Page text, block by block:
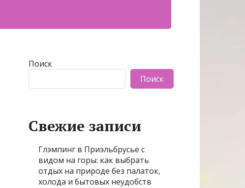
Поиск
Поиск
Свежие записи
Глэмпинг в Приэльбрусье с
видом на горы: как выбрать
отдых на природе без палаток,
холода и бытовых неудобств